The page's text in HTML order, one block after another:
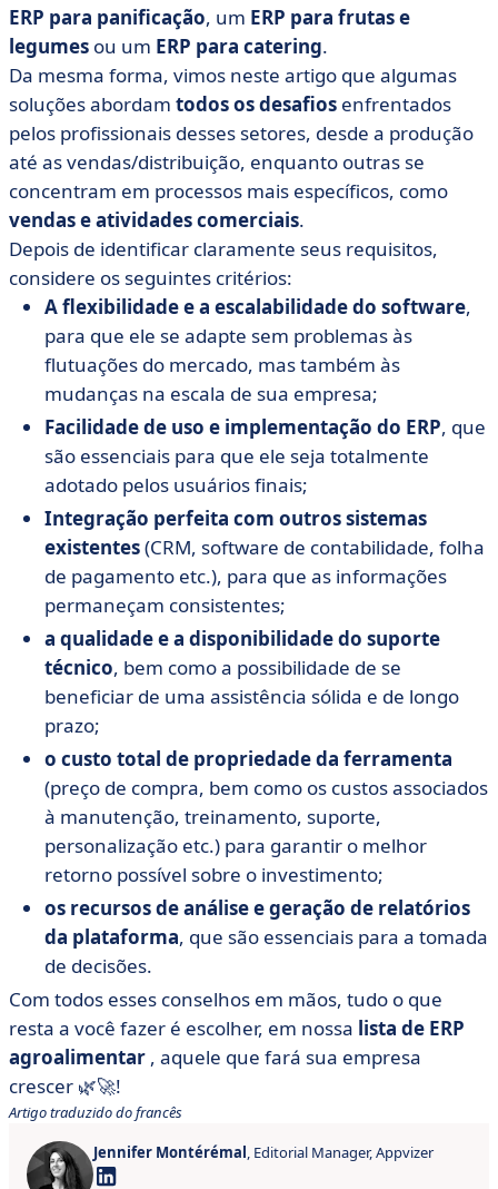
ERP para panificação, um ERP para frutas e
legumes ou um ERP para catering.
Da mesma forma, vimos neste artigo que algumas
soluções abordam todos os desafios enfrentados
pelos profissionais desses setores, desde a produção
até as vendas/distribuição, enquanto outras se
concentram em processos mais específicos, como
vendas e atividades comerciais.
Depois de identificar claramente seus requisitos,
considere os seguintes critérios:
A flexibilidade e a escalabilidade do software,
para que ele se adapte sem problemas às
flutuações do mercado, mas também às
mudanças na escala de sua empresa;
Facilidade de uso e implementação do ERP, que
são essenciais para que ele seja totalmente
adotado pelos usuários finais;
Integração perfeita com outros sistemas
existentes(CRM, software de contabilidade, folha
de pagamento etc.), para que as informações
permaneçam consistentes;
a qualidade e a disponibilidade do suporte
técnico, bem como a possibilidade de se
beneficiar de uma assistência sólida e de longo
prazo;
o custo total de propriedade da ferramenta
(preço de compra, bem como os custos associados
à manutenção, treinamento, suporte,
personalização etc.) para garantir o melhor
retorno possível sobre o investimento;
os recursos de análise e geração de relatórios
da plataforma, que são essenciais para a tomada
de decisões.
Com todos esses conselhos em mãos, tudo o que
resta a você fazer é escolher, em nossa lista de ERP
agroalimentar , aquele que fará sua empresa
crescer 🌿🚀!
Artigo traduzido do francês
Jennifer Montérémal, Editorial Manager, Appvizer